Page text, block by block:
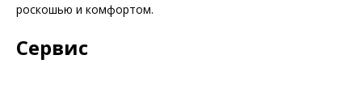
роскошью и комфортом.
Сервис